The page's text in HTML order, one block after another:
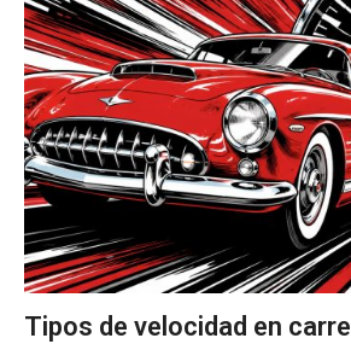
Tipos de velocidad en